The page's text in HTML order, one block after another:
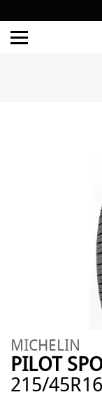
MICHELIN
PILOT
215/